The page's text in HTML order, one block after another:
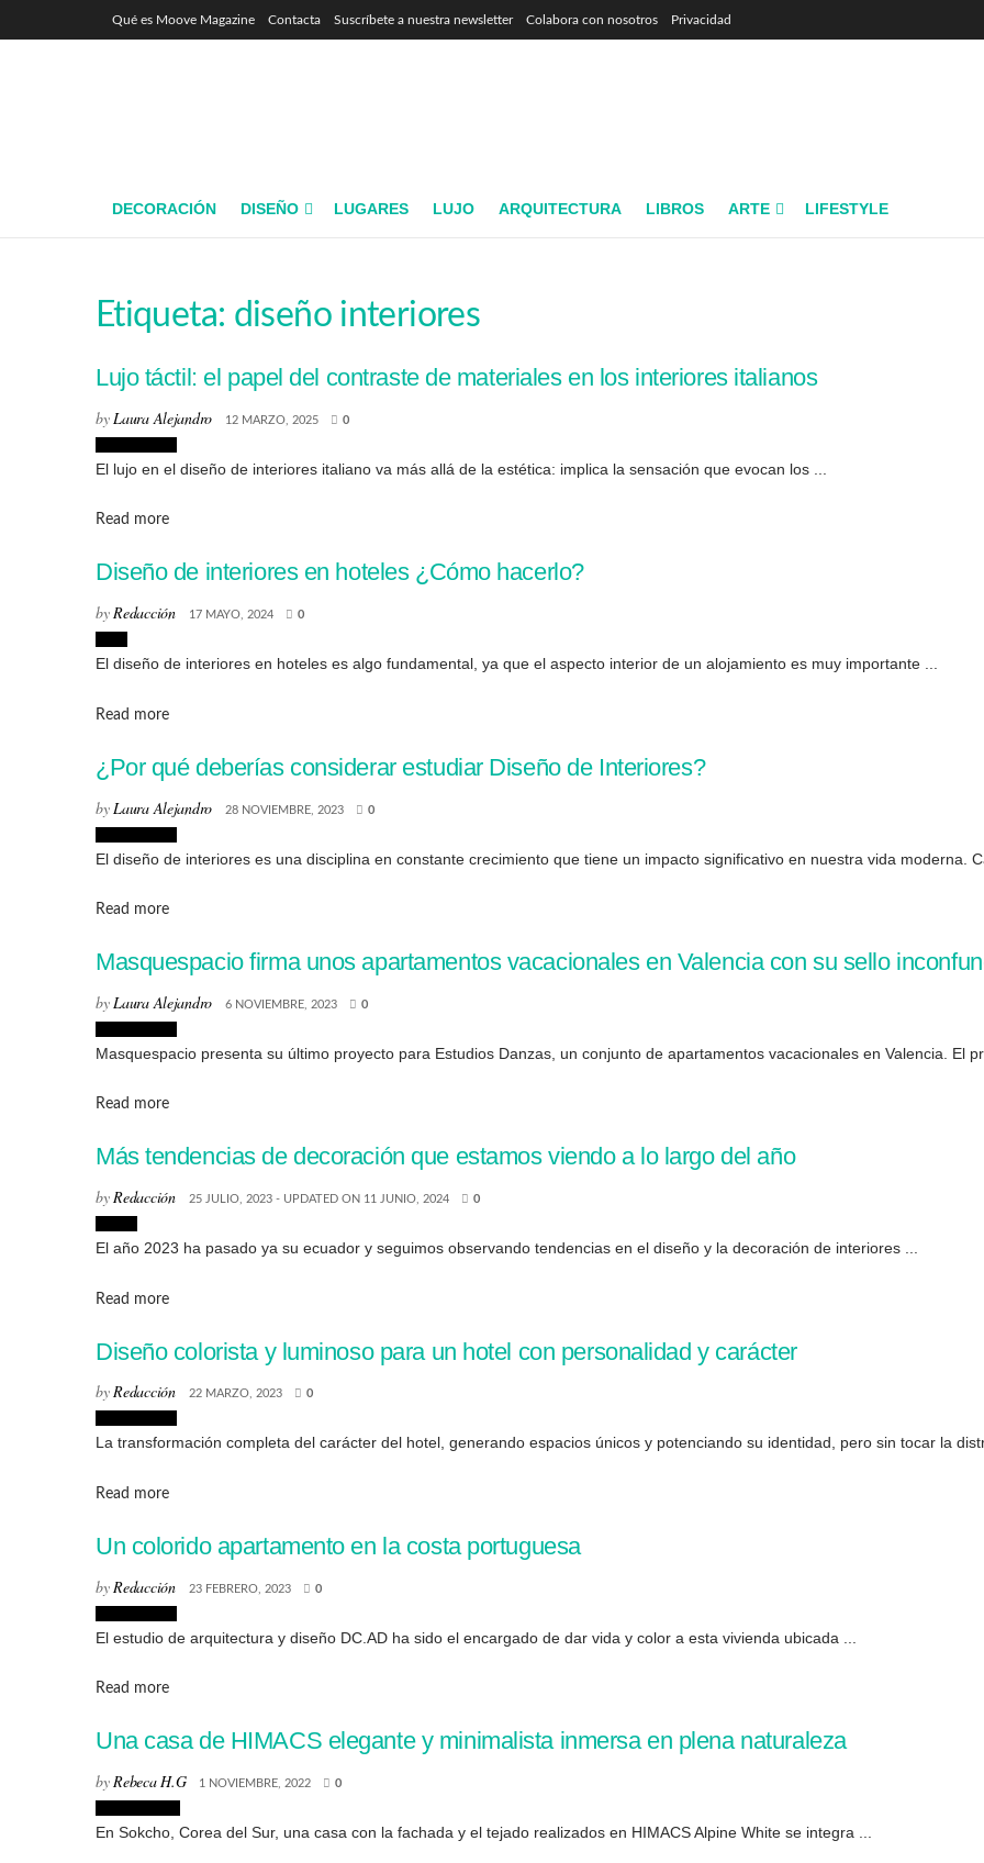
Qué es Moove Magazine Contacta Suscríbete a nuestra newsletter Colabora con nosotros Privacidad
DECORACIÓN DISEÑO LUGARES LUJO ARQUITECTURA LIBROS ARTE LIFESTYLE
Etiqueta: diseño interiores
Lujo táctil: el papel del contraste de materiales en los interiores italianos
byLaura Alejandro 12 MARZO, 2025 0
El lujo en el diseño de interiores italiano va más allá de la estética: implica la sensación que evocan los ...
Read moreDetails
Diseño de interiores en hoteles ¿Cómo hacerlo?
byRedacción 17 MAYO, 2024 0
El diseño de interiores en hoteles es algo fundamental, ya que el aspecto interior de un alojamiento es muy importante ...
Read moreDetails
¿Por qué deberías considerar estudiar Diseño de Interiores?
by Laura Alejandro 28 NOVIEMBRE, 2023 0
El diseño de interiores es una disciplina en constante crecimiento que tiene un impacto significativo en nuestra vida moderna.
Read moreDetails
Masquespacio firma unos apartamentos vacacionales en Valencia con su sello
byLaura Alejandro 6 NOVIEMBRE, 2023 0
Masquespacio presenta su último proyecto para Estudios Danzas, un conjunto de apartamentos vacacionales en Valencia. El
Read moreDetails
Más tendencias de decoración que estamos viendo a lo largo del año
byRedacción 25 JULIO, 2023 - UPDATED ON 11 JUNIO, 2024 0
El año 2023 ha pasado ya su ecuador y seguimos observando tendencias en el diseño y la decoración de interiores ...
Read moreDetails
Diseño colorista y luminoso para un hotel con personalidad y carácter
byRedacción 22 MARZO, 2023 0
La transformación completa del carácter del hotel, generando espacios únicos y potenciando su identidad, pero sin tocar la
Read moreDetails
Un colorido apartamento en la costa portuguesa
by Redacción 23 FEBRERO, 2023 0
El estudio de arquitectura y diseño DC.AD ha sido el encargado de dar vida y color a esta vivienda ubicada ...
Read moreDetails
Una casa de HIMACS elegante y minimalista inmersa en plena naturaleza
byRebeca H.G 1 NOVIEMBRE, 2022 0
En Sokcho, Corea del Sur, una casa con la fachada y el tejado realizados en HIMACS Alpine White se integra ...